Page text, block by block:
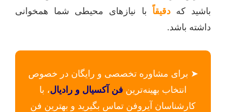
باشید کهدقیقاً با نیازهای محیطی شما همخوانی
داشته باشد.
➤ برای مشاوره تخصصی و رایگان در خصوص
انتخاب بهینه‌ترین فن آکسیال و رادیال، با
کارشناسان آیروفن تماس بگیرید و بهترین فن